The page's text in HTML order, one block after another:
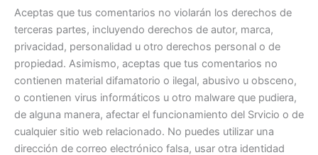
Aceptas que tus comentarios no violarán los derechos de
terceras partes, incluyendo derechos de autor, marca,
privacidad, personalidad u otro derechos personal o de
propiedad. Asimismo, aceptas que tus comentarios no
contienen material difamatorio o ilegal, abusivo u obsceno,
o contienen virus informáticos u otro malware que pudiera,
de alguna manera, afectar el funcionamiento del Srvicio o de
cualquier sitio web relacionado. No puedes utilizar una
dirección de correo electrónico falsa, usar otra identidad